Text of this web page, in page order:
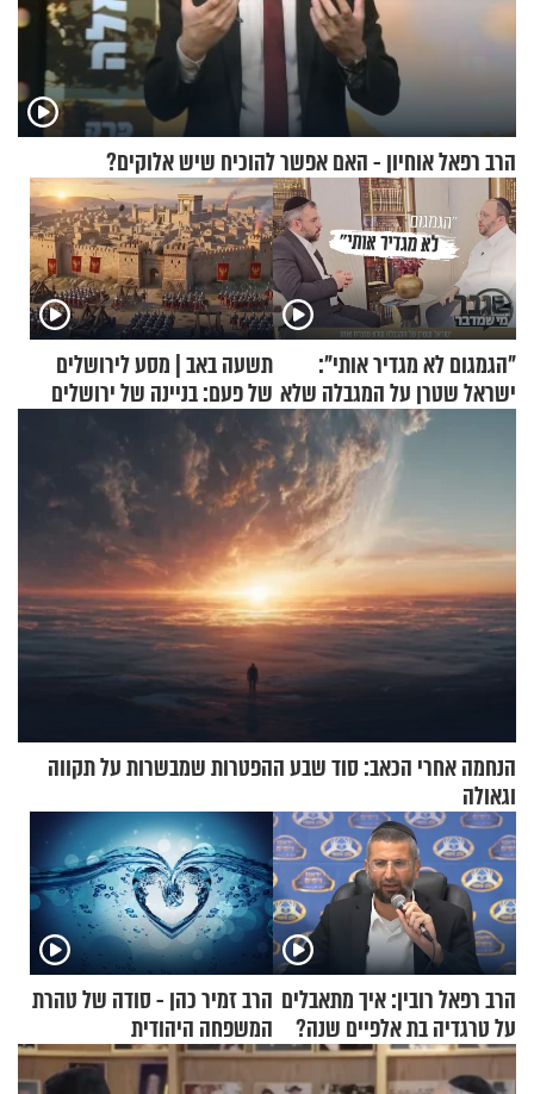
הרב רפאל אוחיון - האם אפשר להוכיח שיש אלוקים?
"הגמגום לא מגדיר אותי":
ישראל שטרן על המגבלה שלא
עוצרת אותו
תשעה באב | מסע לירושלים
של פעם: בניינה של ירושלים
הנחמה אחרי הכאב: סוד שבע ההפטרות שמבשרות על תקווה
וגאולה
הרב רפאל רובין: איך מתאבלים
על טרגדיה בת אלפיים שנה?
הרב זמיר כהן - סודה של טהרת
המשפחה היהודית